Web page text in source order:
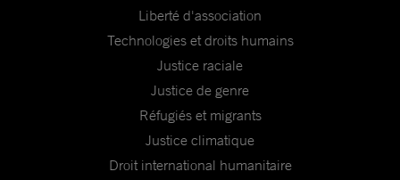
Liberté d'association
Technologies et droits humains
Justice raciale
Justice de genre
Réfugiés et migrants
Justice climatique
Droit international humanitaire